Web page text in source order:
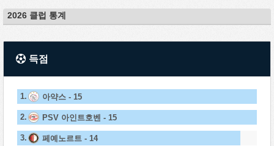
2026 클럽 통계
득점
1. 아약스 - 15
2. PSV 아인트호벤 - 15
3. 페예노르트 - 14